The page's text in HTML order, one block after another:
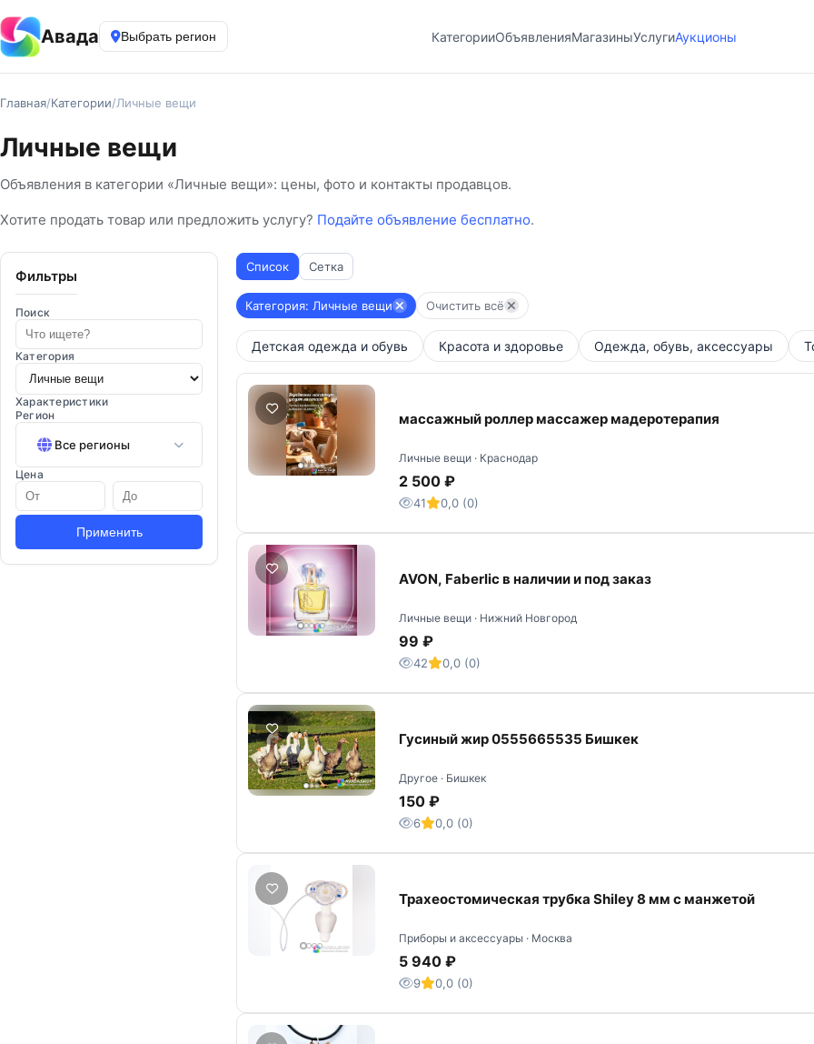
Авада Выбрать регион КатегорииОбъявленияМагазиныУслугиАукционы
Главная/Категории/Личные вещи
Личные вещи
Объявления в категории «Личные вещи»: цены, фото и контакты продавцов.
Хотите продать товар или предложить услугу? Подайте объявление бесплатно.
Фильтры
Поиск
Категория
Характеристики
Регион
Все регионы
Цена
Применить
Список Сетка
Категория: Личные вещи Очистить всё
Детская одежда и обувь Красота и здоровье Одежда, обувь, аксессуары
массажный роллер массажер мадеротерапия
Личные вещи · Краснодар
2 500 ₽
41 0,0 (0)
AVON, Faberlic в наличии и под заказ
Личные вещи · Нижний Новгород
99 ₽
42 0,0 (0)
Гусиный жир 0555665535 Бишкек
Другое · Бишкек
150 ₽
6 0,0 (0)
Трахеостомическая трубка Shiley 8 мм с манжетой
Приборы и аксессуары · Москва
5 940 ₽
9 0,0 (0)